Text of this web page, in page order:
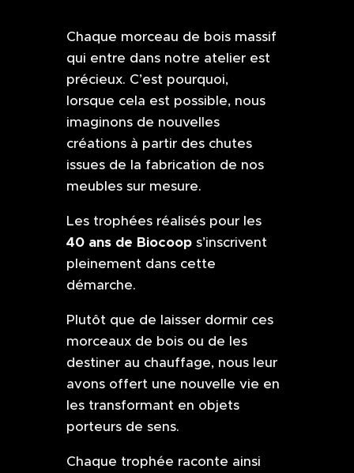
Chaque morceau de bois massif
qui entre dans notre atelier est
précieux. C’est pourquoi,
lorsque cela est possible, nous
imaginons de nouvelles
créations à partir des chutes
issues de la fabrication de nos
meubles sur mesure.
Les trophées réalisés pour les
40 ans de Biocoop s’inscrivent
pleinement dans cette
démarche.
Plutôt que de laisser dormir ces
morceaux de bois ou de les
destiner au chauffage, nous leur
avons offert une nouvelle vie en
les transformant en objets
porteurs de sens.
Chaque trophée raconte ainsi